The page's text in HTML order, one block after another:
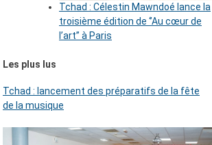
Tchad : Célestin Mawndoé lance la
troisième édition de ‘’Au cœur de
l’art’’ à Paris
Les plus lus
Tchad : lancement des préparatifs de la fête
de la musique